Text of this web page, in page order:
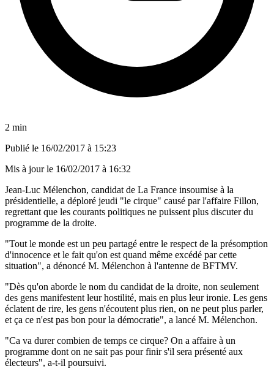
2 min
Publié le 16/02/2017 à 15:23
Mis à jour le 16/02/2017 à 16:32
Jean-Luc Mélenchon, candidat de La France insoumise à la
présidentielle, a déploré jeudi "le cirque" causé par l'affaire Fillon,
regrettant que les courants politiques ne puissent plus discuter du
programme de la droite.
"Tout le monde est un peu partagé entre le respect de la présomption
d'innocence et le fait qu'on est quand même excédé par cette
situation", a dénoncé M. Mélenchon à l'antenne de BFTMV.
"Dès qu'on aborde le nom du candidat de la droite, non seulement
des gens manifestent leur hostilité, mais en plus leur ironie. Les gens
éclatent de rire, les gens n'écoutent plus rien, on ne peut plus parler,
et ça ce n'est pas bon pour la démocratie", a lancé M. Mélenchon.
"Ca va durer combien de temps ce cirque? On a affaire à un
programme dont on ne sait pas pour finir s'il sera présenté aux
électeurs", a-t-il poursuivi.